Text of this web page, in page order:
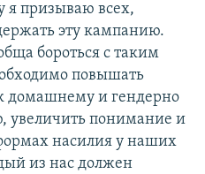
я призываю всех,
эту кампанию.
бороться с таким
повышать
домашнему и гендерно
увеличить понимание и
насилия у наших
из нас должен